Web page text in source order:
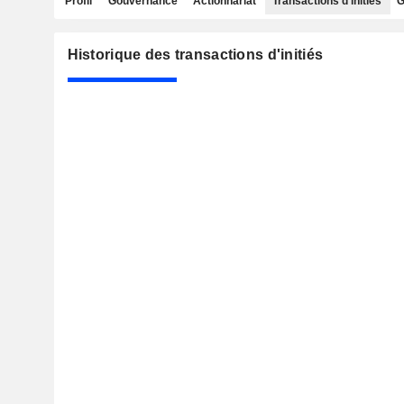
Historique des transactions d'initiés